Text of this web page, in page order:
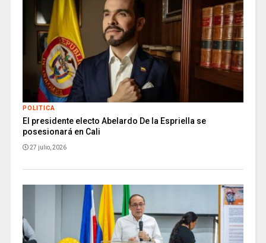
POLITICA
El presidente electo Abelardo De la Espriella se
posesionará en Cali
27 julio, 2026